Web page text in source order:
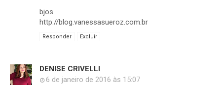
bjos
http://blog.vanessasueroz.com.br
Responder Excluir
DENISE CRIVELLI
6 de janeiro de 2016 às 15:07